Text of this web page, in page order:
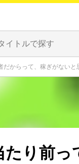
だからって、稼ぎがない
たり前